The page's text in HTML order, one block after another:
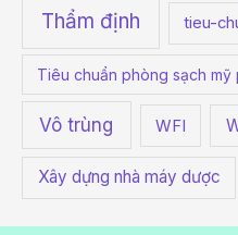
Thẩm định tieu-
Tiêu chuẩn phòng sạch mỹ
Vô trùng WFI
Xây dựng nhà máy dược